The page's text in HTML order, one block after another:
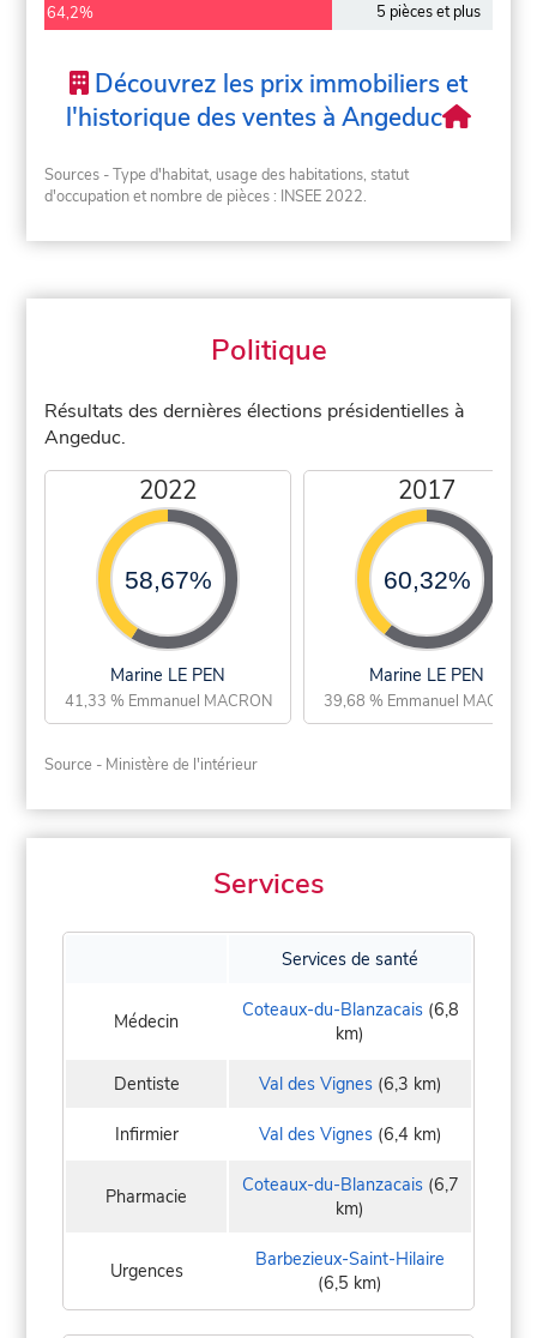
64,2% 5 pièces et plus
Découvrez les prix immobiliers et
l'historique des ventes à Angeduc
Sources - Type d'habitat, usage des habitations, statut
d'occupation et nombre de pièces : INSEE 2022.
Politique
Résultats des dernières élections présidentielles à
Angeduc.
2022
58,67%
Marine LE PEN
41,33 % Emmanuel MACRON
2017
60,32%
Marine LE PEN
39,68 % Emmanuel MACRON
Source - Ministère de l'intérieur
Services
Services de santé
Médecin Coteaux-du-Blanzacais(6,8
km)
Dentiste Val des Vignes(6,3 km)
Infirmier Val des Vignes(6,4 km)
Pharmacie Coteaux-du-Blanzacais(6,7
km)
Urgences
Barbezieux-Saint-Hilaire
(6,5 km)